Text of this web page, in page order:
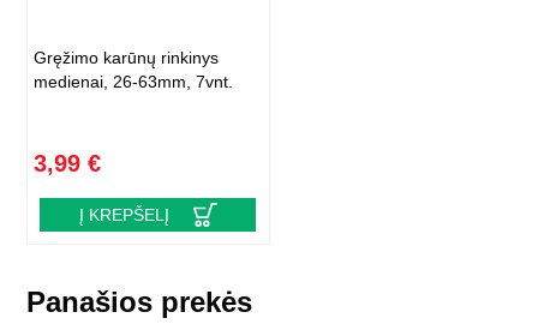
Gręžimo karūnų rinkinys
medienai, 26-63mm, 7vnt.
3,99 €
Į KREPŠELĮ
Panašios prekės